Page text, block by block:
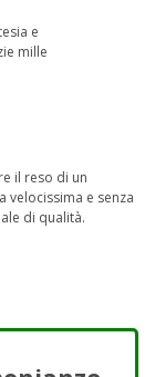
e
mille
il reso di un
velocissima e senza
di qualità.